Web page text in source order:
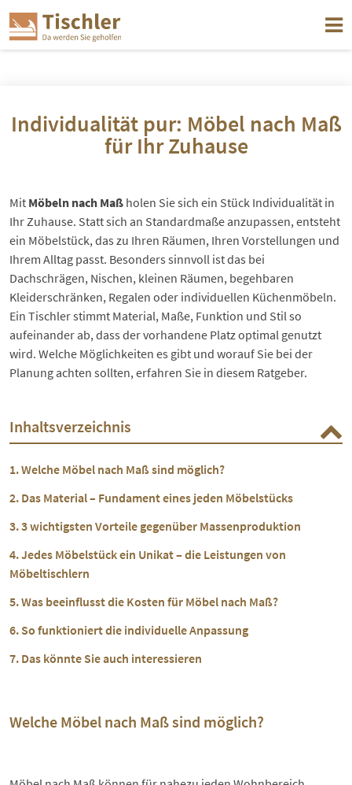
Individualität pur: Möbel nach Maß
für Ihr Zuhause
Mit Möbeln nach Maß holen Sie sich ein Stück Individualität in
Ihr Zuhause. Statt sich an Standardmaße anzupassen, entsteht
ein Möbelstück, das zu Ihren Räumen, Ihren Vorstellungen und
Ihrem Alltag passt. Besonders sinnvoll ist das bei
Dachschrägen, Nischen, kleinen Räumen, begehbaren
Kleiderschränken, Regalen oder individuellen Küchenmöbeln.
Ein Tischler stimmt Material, Maße, Funktion und Stil so
aufeinander ab, dass der vorhandene Platz optimal genutzt
wird. Welche Möglichkeiten es gibt und worauf Sie bei der
Planung achten sollten, erfahren Sie in diesem Ratgeber.
Inhaltsverzeichnis
Welche Möbel nach Maß sind möglich?
Das Material – Fundament eines jeden Möbelstücks
3 wichtigsten Vorteile gegenüber Massenproduktion
Jedes Möbelstück ein Unikat – die Leistungen von
Möbeltischlern
Was beeinflusst die Kosten für Möbel nach Maß?
So funktioniert die individuelle Anpassung
Das könnte Sie auch interessieren
Welche Möbel nach Maß sind möglich?